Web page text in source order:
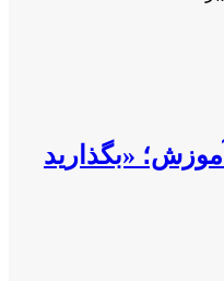
آموزش؛ «بگذارید